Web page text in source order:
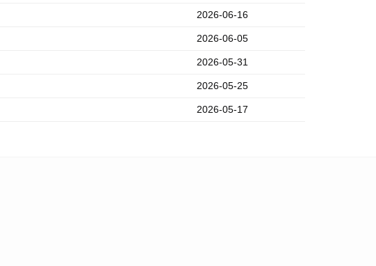
2026-06-16
2026-06-05
2026-05-31
2026-05-25
2026-05-17